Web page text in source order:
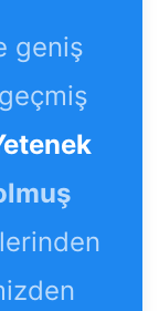
geniş